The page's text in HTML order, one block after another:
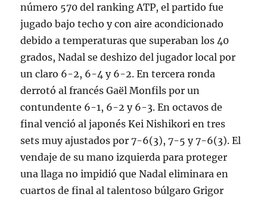
número 570 del ranking ATP, el partido fue
jugado bajo techo y con aire acondicionado
debido a temperaturas que superaban los 40
grados, Nadal se deshizo del jugador local por
un claro 6-2, 6-4 y 6-2. En tercera ronda
derrotó al francés Gaël Monfils por un
contundente 6-1, 6-2 y 6-3. En octavos de
final venció al japonés Kei Nishikori en tres
sets muy ajustados por 7-6(3), 7-5 y 7-6(3). El
vendaje de su mano izquierda para proteger
una llaga no impidió que Nadal eliminara en
cuartos de final al talentoso búlgaro Grigor